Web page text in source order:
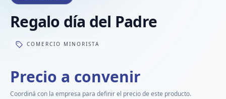
Regalo día del Padre
COMERCIO MINORISTA
Precio a convenir
Coordiná con la empresa para definir el precio de este producto.